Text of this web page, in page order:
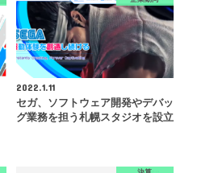
2022.1.11
セガ、ソフトウェア開発やデバッ
グ業務を担う札幌スタジオを設立